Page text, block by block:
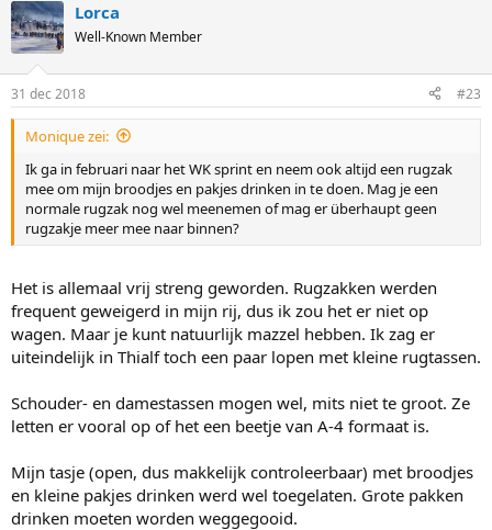
Lorca
Well-Known Member
31 dec 2018 #23
Monique zei:
Ik ga in februari naar het WK sprint en neem ook altijd een rugzak
mee om mijn broodjes en pakjes drinken in te doen. Mag je een
normale rugzak nog wel meenemen of mag er überhaupt geen
rugzakje meer mee naar binnen?
Het is allemaal vrij streng geworden. Rugzakken werden
frequent geweigerd in mijn rij, dus ik zou het er niet op
wagen. Maar je kunt natuurlijk mazzel hebben. Ik zag er
uiteindelijk in Thialf toch een paar lopen met kleine rugtassen.
Schouder- en damestassen mogen wel, mits niet te groot. Ze
letten er vooral op of het een beetje van A-4 formaat is.
Mijn tasje (open, dus makkelijk controleerbaar) met broodjes
en kleine pakjes drinken werd wel toegelaten. Grote pakken
drinken moeten worden weggegooid.